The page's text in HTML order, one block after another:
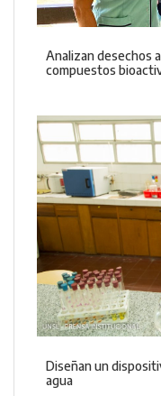
Analizan desechos
compuestos
Diseñan un
agua